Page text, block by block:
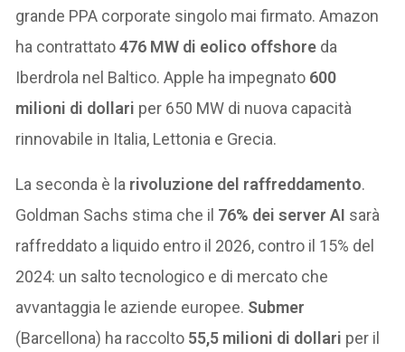
grande PPA corporate singolo mai firmato. Amazon
ha contrattato476 MW di eolico offshore da
Iberdrola nel Baltico. Apple ha impegnato 600
milioni di dollari per 650 MW di nuova capacità
rinnovabile in Italia, Lettonia e Grecia.
La seconda è la rivoluzione del raffreddamento.
Goldman Sachs stima che il 76% dei server AI sarà
raffreddato a liquido entro il 2026, contro il 15% del
2024: un salto tecnologico e di mercato che
avvantaggia le aziende europee. Submer
(Barcellona) ha raccolto 55,5 milioni di dollari per il